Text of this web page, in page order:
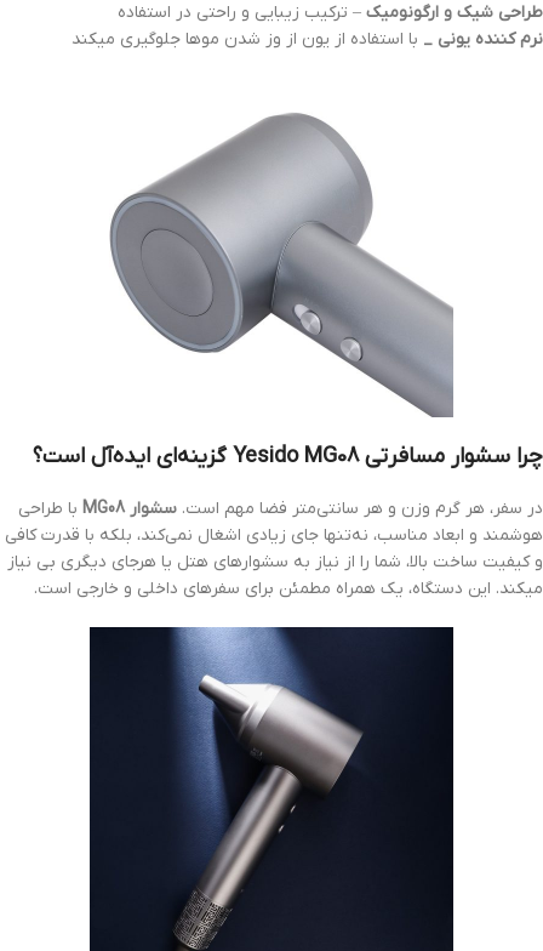
طراحی شیک و ارگونومیک – ترکیب زیبایی و راحتی در استفاده
نرم کننده یونی _ با استفاده از یون از وز شدن موها جلوگیری میکند
چرا سشوار مسافرتی Yesido MG08 گزینه‌ای ایده‌آل است؟
در سفر، هر گرم وزن و هر سانتی‌متر فضا مهم است. سشوار MG08
با طراحی
هوشمند و ابعاد مناسب، نه‌تنها جای زیادی اشغال نمی‌کند، بلکه با قدرت کافی
و کیفیت ساخت بالا، شما را از نیاز به سشوارهای هتل یا هرجای دیگری بی نیاز
میکند. این دستگاه، یک همراه مطمئن برای سفرهای داخلی و خارجی است.